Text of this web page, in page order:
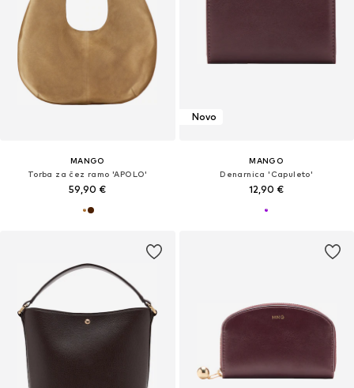
MANGO
Torba za čez ramo 'APOLO'
59,90 €
Novo
MANGO
Denarnica 'Capuleto'
12,90 €